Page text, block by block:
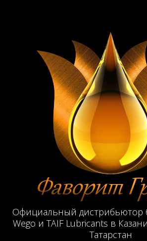
Официальный дистрибьютор
Wego и TAIF Lubricants в
Татарстан